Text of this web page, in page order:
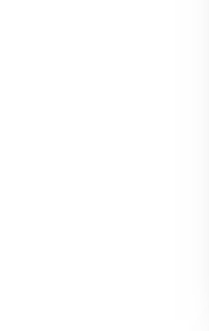
トにし、その過程
この日の最大の賞
モデムに対する3
チームに
Pwn2Own
させたチームでも
4つの異なる攻撃シ
米ドルの現金報酬